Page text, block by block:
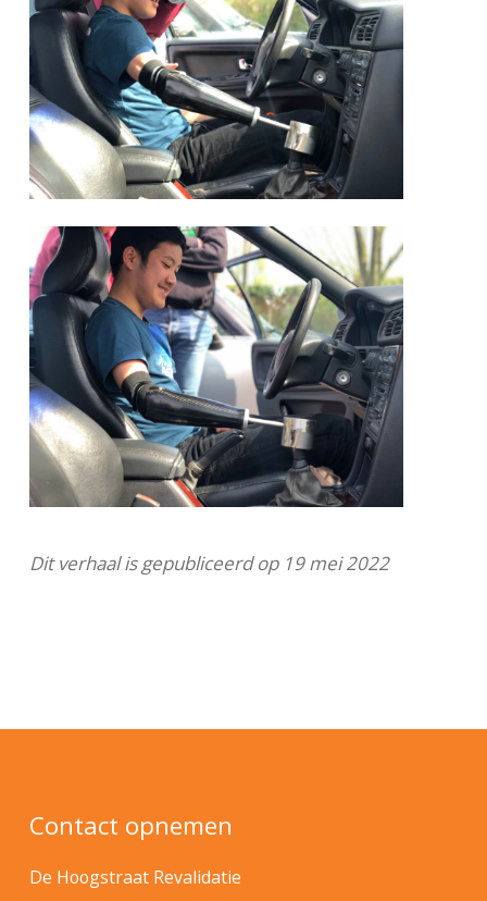
Dit verhaal is gepubliceerd op 19 mei 2022
Contact opnemen
De Hoogstraat Revalidatie